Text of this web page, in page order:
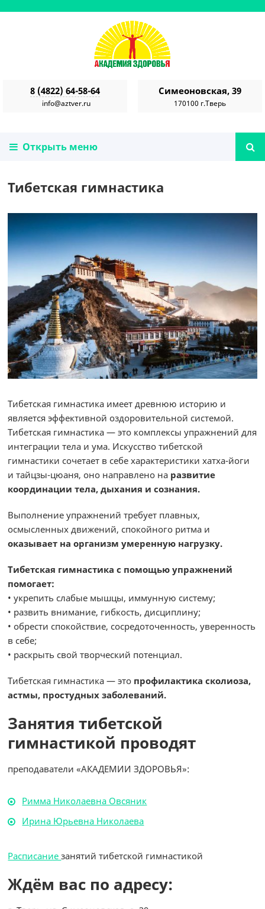
8 (4822) 64-58-64
info@aztver.ru
Симеоновская, 39
170100 г.Тверь
Открыть меню
Тибетская гимнастика
Тибетская гимнастика имеет древнюю историю и
является эффективной оздоровительной системой.
Тибетская гимнастика — это комплексы упражнений для
интеграции тела и ума. Искусство тибетской
гимнастики сочетает в себе характеристики хатха-йоги
и тайцзы-цюаня, оно направлено на развитие
координации тела, дыхания и сознания.
Выполнение упражнений требует плавных,
осмысленных движений, спокойного ритма и
оказывает на организм умеренную нагрузку.
Тибетская гимнастика с помощью упражнений
помогает:
• укрепить слабые мышцы, иммунную систему;
• развить внимание, гибкость, дисциплину;
• обрести спокойствие, сосредоточенность, уверенность
в себе;
• раскрыть свой творческий потенциал.
Тибетская гимнастика — это профилактика сколиоза,
астмы, простудных заболеваний.
Занятия тибетской
гимнастикой проводят
преподаватели «АКАДЕМИИ ЗДОРОВЬЯ»:
Римма Николаевна Овсяник
Ирина Юрьевна Николаева
Расписаниезанятий тибетской гимнастикой
Ждём вас по адресу: